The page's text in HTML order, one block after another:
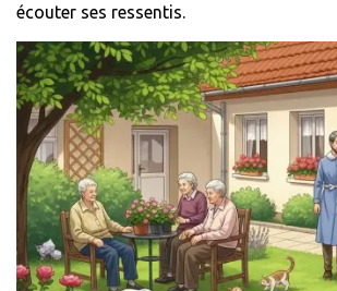
écouter ses ressentis.